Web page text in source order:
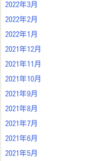
2022年3月
2022年2月
2022年1月
2021年12月
2021年11月
2021年10月
2021年9月
2021年8月
2021年7月
2021年6月
2021年5月